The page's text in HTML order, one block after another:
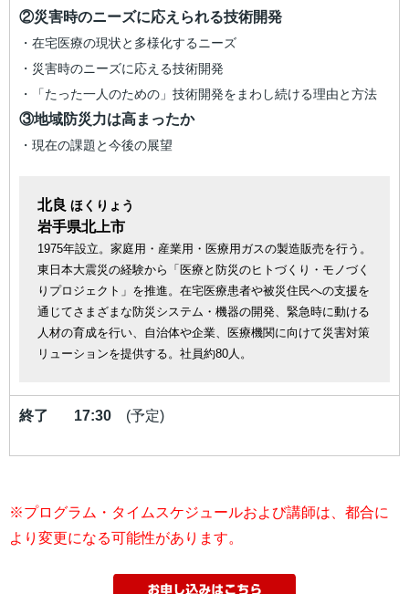
②災害時のニーズに応えられる技術開発
・在宅医療の現状と多様化するニーズ
・災害時のニーズに応える技術開発
・「たった一人のための」技術開発をまわし続ける理由と方法
③地域防災力は高まったか
・現在の課題と今後の展望
北良 ほくりょう
岩手県北上市
1975年設立。家庭用・産業用・医療用ガスの製造販売を行う。
東日本大震災の経験から「医療と防災のヒトづくり・モノづく
りプロジェクト」を推進。在宅医療患者や被災住民への支援を
通じてさまざまな防災システム・機器の開発、緊急時に動ける
人材の育成を行い、自治体や企業、医療機関に向けて災害対策
リューションを提供する。社員約80人。
終了 17:30 (予定)
※プログラム・タイムスケジュールおよび講師は、都合に
より変更になる可能性があります。